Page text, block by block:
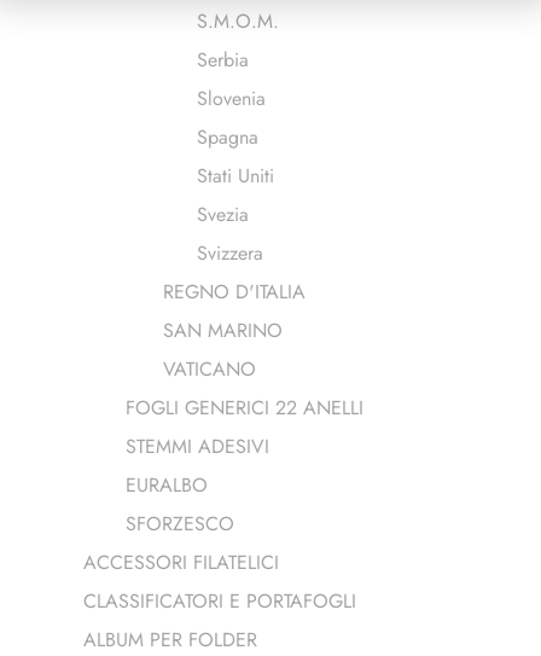
S.M.O.M.
Serbia
Slovenia
Spagna
Stati Uniti
Svezia
Svizzera
REGNO D'ITALIA
SAN MARINO
VATICANO
FOGLI GENERICI 22 ANELLI
STEMMI ADESIVI
EURALBO
SFORZESCO
ACCESSORI FILATELICI
CLASSIFICATORI E PORTAFOGLI
ALBUM PER FOLDER